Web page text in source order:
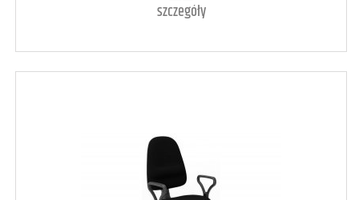
szczegóły